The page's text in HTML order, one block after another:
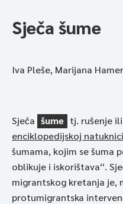
Sječa šume
Iva Pleše, Marijana
Sječa šume tj. rušenje
enciklopedijskoj natuknici
šumama, kojim se šuma
oblikuje i iskorištava“.
migrantskog kretanja je,
protumigrantska